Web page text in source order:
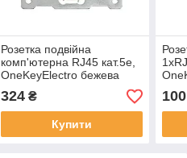
Розетка подвійна
комп'ютерна RJ45 кат.5e,
OneKeyElectro бежева
324₴
Купити
100